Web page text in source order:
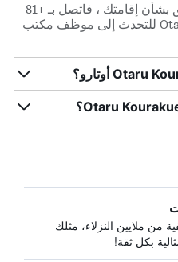
إذا كانت لديك أسئلة أو أمور تتعلق بشأن إقامتك ، فاتصل بـ +81
134 548 221 على Otaru Kourakuen للتحدث إلى موظف مكتب
من ملايين النزلاء، مثلك
بكل ثقة!